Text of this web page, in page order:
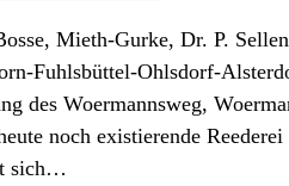
Mieth-Gurke, Dr. P.
Fuhlsbüttel-Ohlsdorf-
des Woermannsweg,
noch existierende
sich…